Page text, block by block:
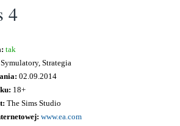
4
tak
Symulatory, Strategia
02.09.2014
18+
The Sims Studio
www.ea.com